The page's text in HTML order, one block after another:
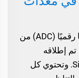
01 مقدمة: يُعد CM2248 محولًا تناظريًا رقميًا (ADC) من
تم إطلاقه
بواسطة شركة Simu Microelectronics. وتحتوي كل